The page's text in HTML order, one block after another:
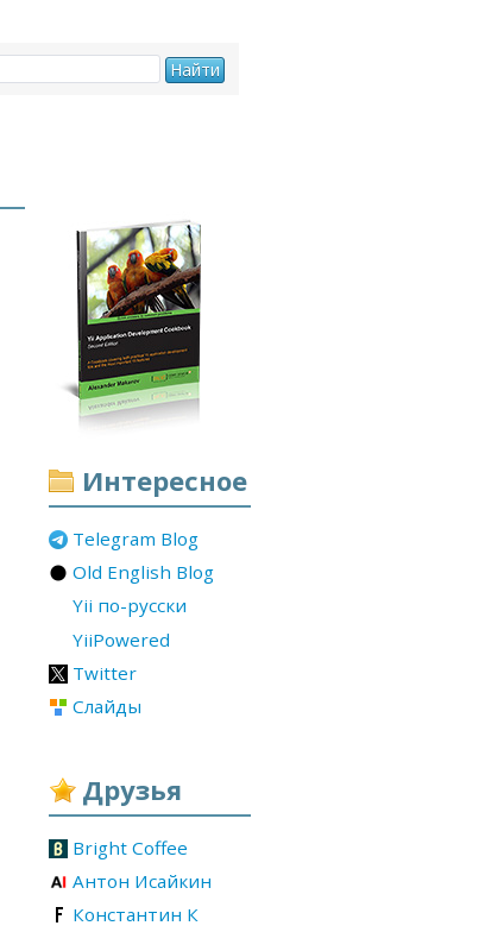
Интересное
Telegram Blog
Old English Blog
Yii по-русски
YiiPowered
Twitter
Слайды
Друзья
Bright Coffee
Антон Исайкин
Константин К